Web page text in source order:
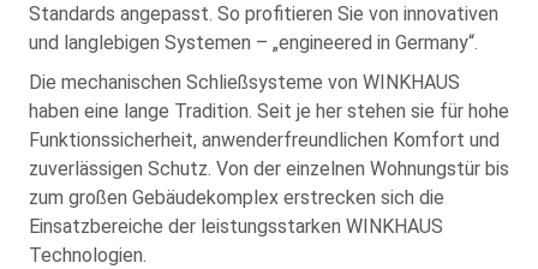
Standards angepasst. So profitieren Sie von innovativen
und langlebigen Systemen – „engineered in Germany“.
Die mechanischen Schließsysteme von WINKHAUS
haben eine lange Tradition. Seit je her stehen sie für hohe
Funktionssicherheit, anwenderfreundlichen Komfort und
zuverlässigen Schutz. Von der einzelnen Wohnungstür bis
zum großen Gebäudekomplex erstrecken sich die
Einsatzbereiche der leistungsstarken WINKHAUS
Technologien.